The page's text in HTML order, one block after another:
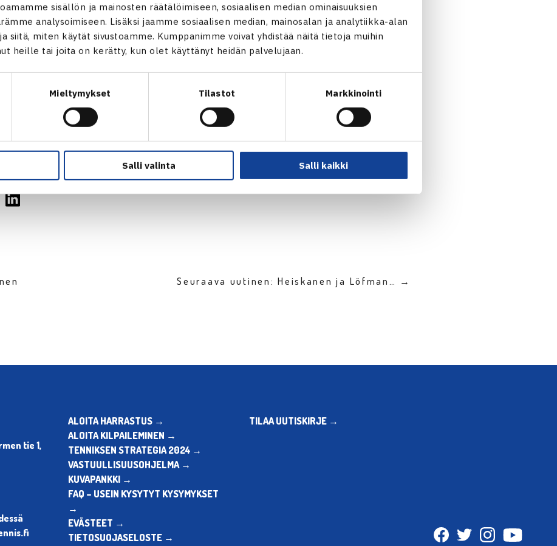
sisällön ja mainosten räätälöimiseen, sosiaalisen median ominaisuuksien
analysoimiseen. Lisäksi jaamme sosiaalisen median, mainosalan ja analytiikka-alan
siitä, miten käytät sivustoamme. Kumppanimme voivat yhdistää näitä tietoja muihin
heille tai joita on kerätty, kun olet käyttänyt heidän palvelujaan.
Mieltymykset Tilastot Markkinointi
Salli valinta Salli kaikki
Helene Pellicano Malta – Ella Haavisto 61 64
Ella Haavisto/Anna Mikhailova Venäjä – Sofia Haug/Gerda Reinaru Viro 60 63
Seuraava uutinen: Heiskanen ja Löfman… →
tie 1,
ALOITA HARRASTUS →
ALOITA KILPAILEMINEN →
TENNIKSEN STRATEGIA 2024 →
VASTUULLISUUSOHJELMA →
KUVAPANKKI →
FAQ – USEIN KYSYTYT KYSYMYKSET
→
EVÄSTEET →
TIETOSUOJASELOSTE →
TILAA UUTISKIRJE →